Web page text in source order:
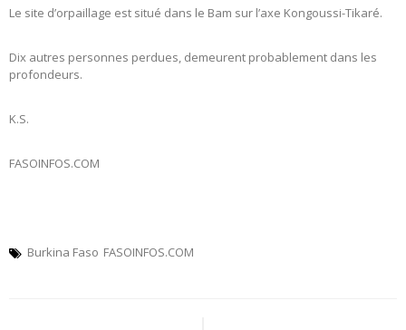
Le site d’orpaillage est situé dans le Bam sur l’axe Kongoussi-Tikaré.
Dix autres personnes perdues, demeurent probablement dans les
profondeurs.
K.S.
FASOINFOS.COM
Burkina Faso FASOINFOS.COM